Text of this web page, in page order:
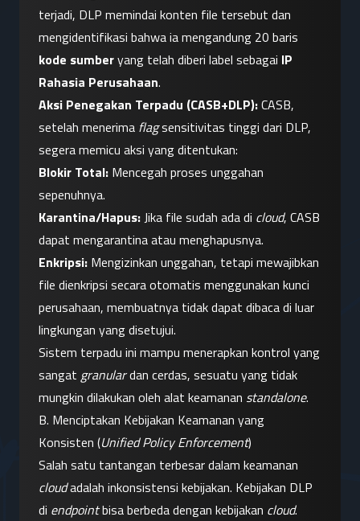
terjadi, DLP memindai konten file tersebut dan
kode sumber yang telah diberi label sebagai IP
Rahasia Perusahaan.
Aksi Penegakan Terpadu (CASB+DLP): CASB,
setelah menerima flag sensitivitas tinggi dari DLP,
segera memicu aksi yang ditentukan:
Blokir Total: Mencegah proses unggahan
sepenuhnya.
Karantina/Hapus: Jika file sudah ada di cloud, CASB
dapat mengarantina atau menghapusnya.
Enkripsi: Mengizinkan unggahan, tetapi mewajibkan
file dienkripsi secara otomatis menggunakan kunci
perusahaan, membuatnya tidak dapat dibaca di luar
lingkungan yang disetujui.
Sistem terpadu ini mampu menerapkan kontrol yang
sangat granular dan cerdas, sesuatu yang tidak
mungkin dilakukan oleh alat keamanan standalone.
B. Menciptakan Kebijakan Keamanan yang
Konsisten (Unified Policy Enforcement)
cloud adalah inkonsistensi kebijakan. Kebijakan DLP
di endpoint bisa berbeda dengan kebijakan cloud.